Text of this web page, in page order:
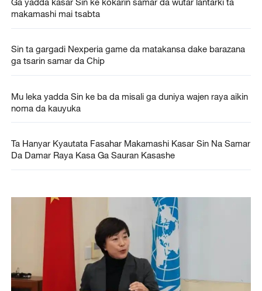
makamashi mai tsabta
Sin ta gargadi Nexperia game da matakansa dake barazana
ga tsarin samar da Chip
Mu leka yadda Sin ke ba da misali ga duniya wajen raya aikin
noma da kauyuka
Ta Hanyar Kyautata Fasahar Makamashi Kasar Sin Na Samar
Da Damar Raya Kasa Ga Sauran Kasashe